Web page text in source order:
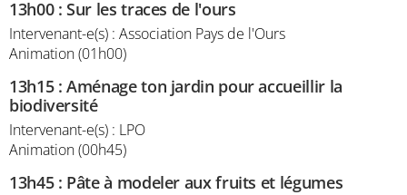
13h00:Sur les traces de l'ours
Intervenant-e(s) : Association Pays de l'Ours
Animation (01h00)
13h15:Aménage ton jardin pour accueillir la
biodiversité
Intervenant-e(s) : LPO
Animation (00h45)
13h45: Pâte à modeler aux fruits et légumes